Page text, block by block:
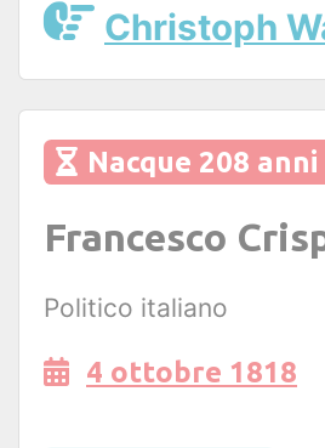
Christoph
Nacque 208
Francesco
Politico italiano
4 ottobre 1818